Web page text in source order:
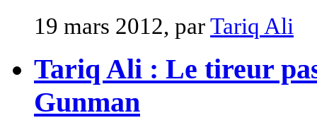
19 mars 2012, parTariq Ali
Tariq Ali : Le tireur
Gunman